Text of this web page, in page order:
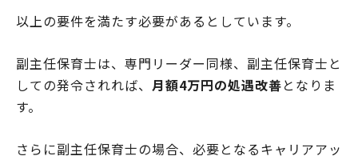
以上の要件を満たす必要があるとしています。
副主任保育士は、専門リーダー同様、副主任保育士と
しての発令されれば、 月額4万円の処遇改善となりま
す。
さらに副主任保育士の場合、必要となるキャリアアッ